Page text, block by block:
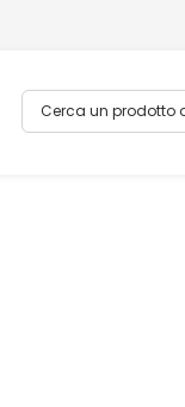
Cerca un prodotto